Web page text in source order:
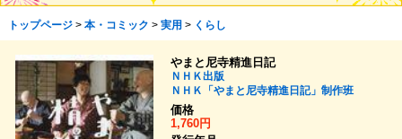
トップページ> 本・コミック > 実用 > くらし
やまと尼寺精進日記
ＮＨＫ出版
ＮＨＫ「やまと尼寺精進日記」制作班
価格
1,760円